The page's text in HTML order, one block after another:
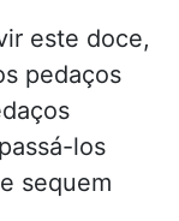
este doce,
pedaços
los
sequem